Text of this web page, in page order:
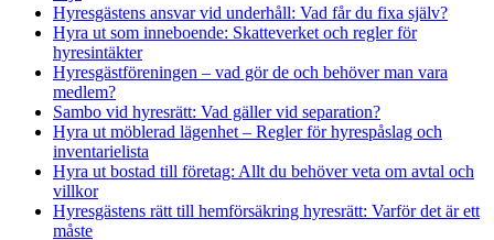
Hyresgästens ansvar vid underhåll: Vad får du fixa själv?
Hyra ut som inneboende: Skatteverket och regler för
hyresintäkter
Hyresgästföreningen – vad gör de och behöver man vara
medlem?
Sambo vid hyresrätt: Vad gäller vid separation?
Hyra ut möblerad lägenhet – Regler för hyrespåslag och
inventarielista
Hyra ut bostad till företag: Allt du behöver veta om avtal och
villkor
Hyresgästens rätt till hemförsäkring hyresrätt: Varför det är ett
måste